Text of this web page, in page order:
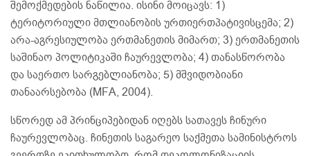
შემოქმედების ნაწილია. ისინი მოიცავს: 1)
ტერიტორიული მთლიანობის ურთიერთპატივისცემა; 2)
არა-აგრესიულობა ერთმანეთის მიმართ; 3) ერთმანეთის
საშინაო პოლიტიკაში ჩაურევლობა; 4) თანასწორობა
და საერთო სარგებლიანობა; 5) მშვიდობიანი
თანაარსებობა (MFA, 2004).
სწორედ ამ პრინციპებიდან იღებს სათავეს ჩინური
ჩაურევლობაც. ჩინეთის საგარეო საქმეთა სამინისტროს